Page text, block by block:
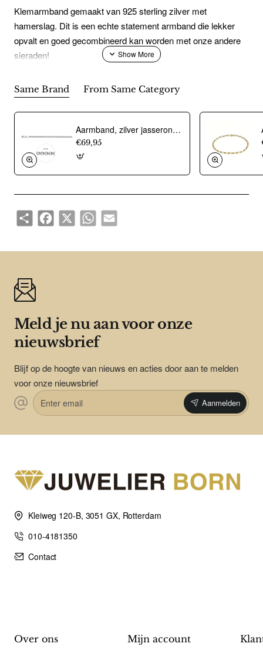
Klemarmband gemaakt van 925 sterling zilver met
hamerslag. Dit is een echte statement armband die lekker
opvalt en goed gecombineerd kan worden met onze andere
sieraden!
Same Brand From Same Category
Aarmband, zilver jasseron 4,5mm. (lengte 18cm.) - 10274
€69,95
ShareFacebook
X WhatsAppEmail
Meld je nu aan voor onze
nieuwsbrief
Blijf op de hoogte van nieuws en acties door aan te melden
voor onze nieuwsbrief
Enter
email
Aanmelden
Kleiweg 120-B, 3051 GX, Rotterdam
010-4181350
Contact
Over ons Mijn account